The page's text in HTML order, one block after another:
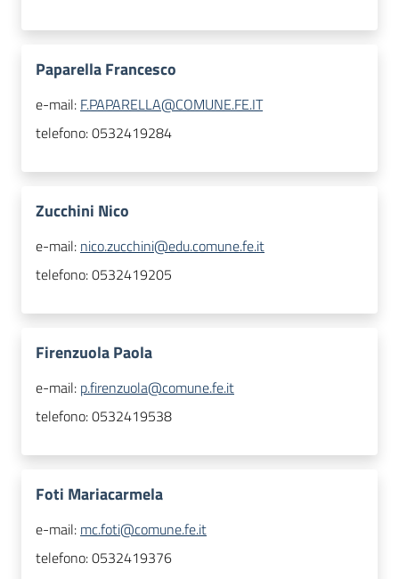
Paparella Francesco
e-mail: F.PAPARELLA@COMUNE.FE.IT
telefono:0532419284
Zucchini Nico
e-mail: nico.zucchini@edu.comune.fe.it
telefono:0532419205
Firenzuola Paola
e-mail: p.firenzuola@comune.fe.it
telefono:0532419538
Foti Mariacarmela
e-mail: mc.foti@comune.fe.it
telefono:0532419376